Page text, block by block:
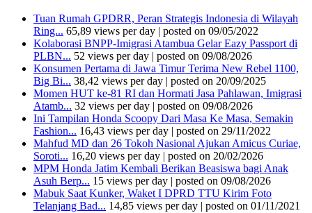
Tuan Rumah GPDRR, Peran Strategis Indonesia di Wilayah
Ring... 65,89 views per day | posted on 09/05/2022
Kolaborasi BNPP-Imigrasi Atambua Gelar Eazy Passport di
PLBN... 52 views per day | posted on 09/08/2026
Konsumen Pertama di Jawa Timur Terima New Rebel 1100,
Big Bi... 38,42 views per day | posted on 20/09/2025
Momen HUT ke-81 RI dan Hormati Jasa Pahlawan, Imigrasi
Atamb... 32 views per day | posted on 09/08/2026
Ini Tampilan Honda Scoopy Dari Masa Ke Masa, Semakin
Fashion... 16,43 views per day | posted on 29/11/2022
Mahfud MD dan 26 Tokoh Nasional Ajukan Amicus Curiae,
Soroti... 16,20 views per day | posted on 20/02/2026
MPM Honda Jatim Kembali Berikan Beasiswa bagi Anak
Asuh Berp... 15 views per day | posted on 09/08/2026
Mabuk Saat Kunker, Waket I DPRD TTU Kirim Foto
Telanjang Bad... 14,85 views per day | posted on 01/11/2021